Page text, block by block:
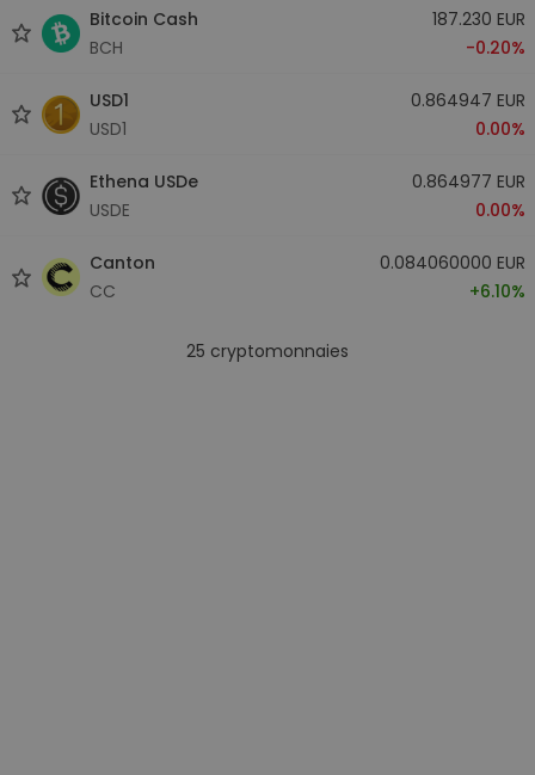
Bitcoin Cash
BCH
187.230 EUR
-0.20%
USD1
USD1
0.864947 EUR
0.00%
Ethena USDe
USDE
0.864977 EUR
0.00%
Canton
CC
0.084060000 EUR
+6.10%
25 cryptomonnaies